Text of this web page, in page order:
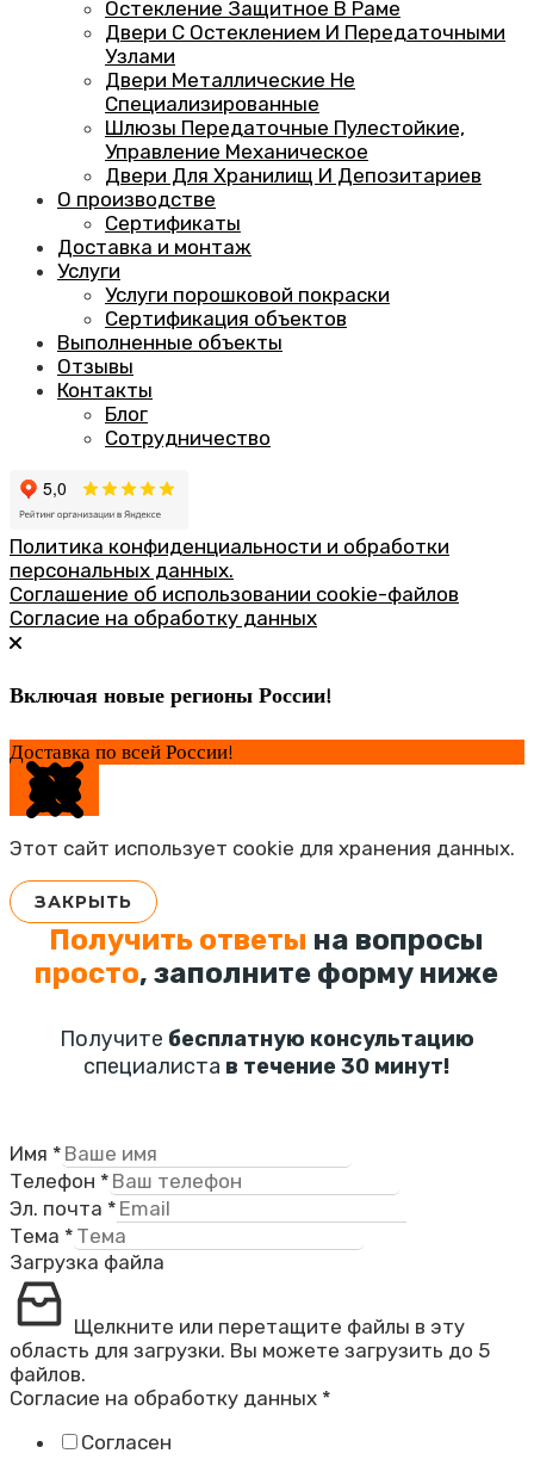
Остекление Защитное В Раме
Двери С Остеклением И Передаточными
Узлами
Двери Металлические Не
Специализированные
Шлюзы Передаточные Пулестойкие,
Управление Механическое
Двери Для Хранилищ И Депозитариев
О производстве
Сертификаты
Доставка и монтаж
Услуги
Услуги порошковой покраски
Сертификация объектов
Выполненные объекты
Отзывы
Контакты
Блог
Сотрудничество
Политика конфиденциальности и обработки
персональных данных.
Соглашение об использовании cookie-файлов
Согласие на обработку данных
Включая новые регионы России!
Доставка по всей России!
Этот сайт использует cookie для хранения данных.
ЗАКРЫТЬ
Получить ответы на вопросы
просто, заполните форму ниже
Получите бесплатную консультацию
специалиста в течение 30 минут!
Имя *
Телефон *
Эл. почта *
Тема *
Загрузка файла
Щелкните или перетащите файлы в эту
область для загрузки. Вы можете загрузить до 5
файлов.
Согласие на обработку данных *
Согласен